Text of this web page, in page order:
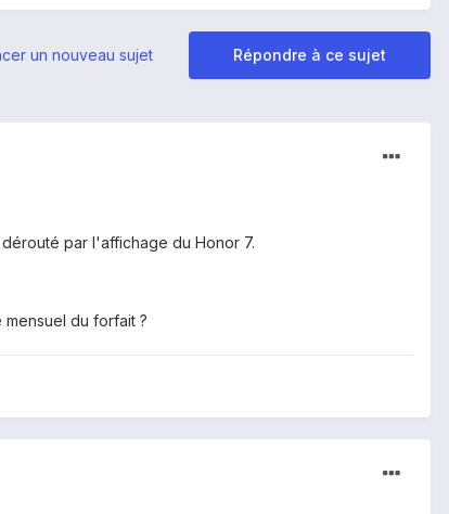
Répondre à ce sujet
un nouveau sujet
par l'affichage du Honor 7.
du forfait ?